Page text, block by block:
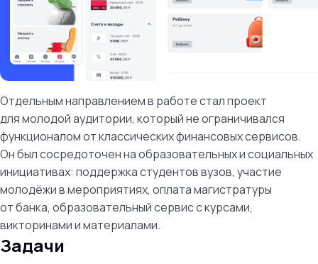
Отдельным направлением в работе стал проект
для молодой аудитории, который не ограничивался
функционалом от классических финансовых сервисов.
Он был сосредоточен на образовательных и социальных
инициативах: поддержка студентов вузов, участие
молодёжи в мероприятиях, оплата магистратуры
от банка, образовательный сервис с курсами,
викторинами и материалами.
Задачи